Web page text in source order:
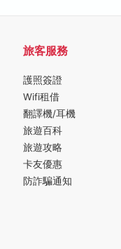
旅客服務
護照簽證
Wifi租借
翻譯機/耳機
旅遊百科
旅遊攻略
卡友優惠
防詐騙通知